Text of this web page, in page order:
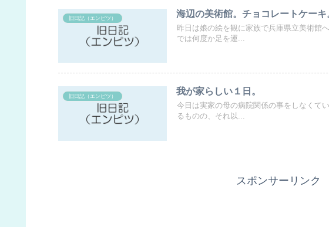
旧日記（エンピツ） 海辺の美術館。チョコレートケーキ
昨日は娘の絵を観に家族で兵庫県立美術館
では何度か足を運...
旧日記（エンピツ） 我が家らしい１日。
今日は実家の母の病院関係の事をしなくて
るものの、それ以...
スポンサーリンク